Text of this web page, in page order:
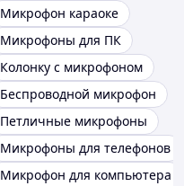
Микрофон караоке
Микрофоны для ПК
Колонку с микрофоном
Беспроводной микрофон
Петличные микрофоны
Микрофоны для телефонов
Микрофон для компьютера